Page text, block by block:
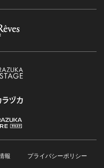
報 プライバシーポリシー